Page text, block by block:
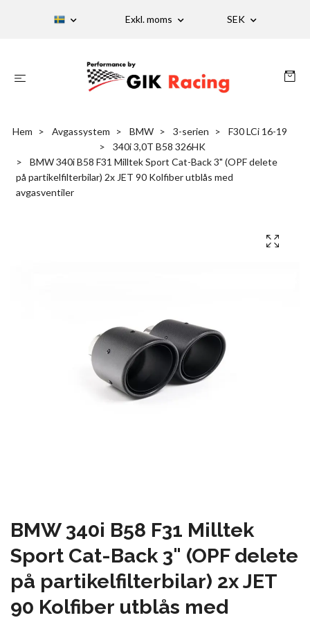
Exkl. moms SEK
Hem Avgassystem BMW 3-serien
F30 LCi 16-19
340i 3,0T B58 326HK
BMW 340i B58 F31 Milltek Sport Cat-Back 3" (OPF delete
på partikelfilterbilar) 2x JET 90 Kolfiber utblås med
avgasventiler
BMW 340i B58 F31 Milltek
Sport Cat-Back 3" (OPF delete
på partikelfilterbilar) 2x JET
90 Kolfiber utblås med